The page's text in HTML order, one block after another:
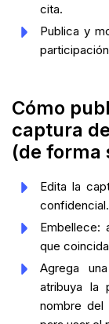
cita.
Publica y
Cómo
captura
(de forma
Edita la
confidencial.
Embellece:
que
Agrega
atribuya la
nombre del